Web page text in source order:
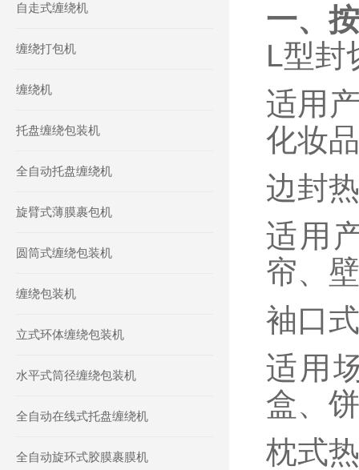
自走式缠绕机
缠绕打包机
缠绕机
托盘缠绕包装机
全自动托盘缠绕机
旋臂式薄膜裹包机
圆筒式缠绕包装机
缠绕包装机
立式环体缠绕包装机
水平式筒径缠绕包装机
全自动在线式托盘缠绕机
全自动旋环式胶膜裹膜机
一、
‌L型封
适用
化妆
边封
适用
帘、
袖口
适用
盒、
枕式